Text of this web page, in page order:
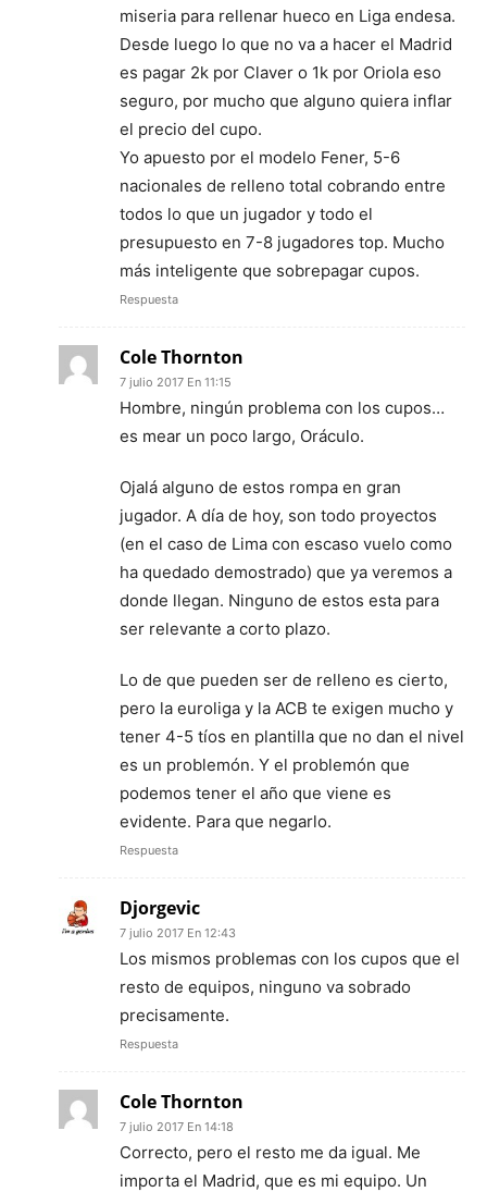
miseria para rellenar hueco en Liga endesa.
Desde luego lo que no va a hacer el Madrid
es pagar 2k por Claver o 1k por Oriola eso
seguro, por mucho que alguno quiera inflar
el precio del cupo.
Yo apuesto por el modelo Fener, 5-6
nacionales de relleno total cobrando entre
todos lo que un jugador y todo el
presupuesto en 7-8 jugadores top. Mucho
más inteligente que sobrepagar cupos.
Respuesta
Cole Thornton
7 julio 2017 En 11:15
Hombre, ningún problema con los cupos…
es mear un poco largo, Oráculo.
Ojalá alguno de estos rompa en gran
jugador. A día de hoy, son todo proyectos
(en el caso de Lima con escaso vuelo como
ha quedado demostrado) que ya veremos a
donde llegan. Ninguno de estos esta para
ser relevante a corto plazo.
Lo de que pueden ser de relleno es cierto,
pero la euroliga y la ACB te exigen mucho y
tener 4-5 tíos en plantilla que no dan el nivel
es un problemón. Y el problemón que
podemos tener el año que viene es
evidente. Para que negarlo.
Respuesta
Djorgevic
7 julio 2017 En 12:43
Los mismos problemas con los cupos que el
resto de equipos, ninguno va sobrado
precisamente.
Respuesta
Cole Thornton
7 julio 2017 En 14:18
Correcto, pero el resto me da igual. Me
importa el Madrid, que es mi equipo. Un